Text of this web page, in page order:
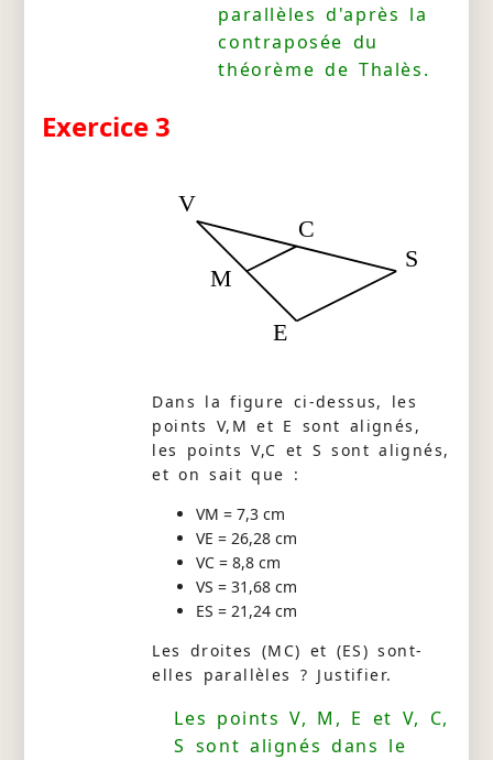
parallèles d'après la
contraposée du
théorème de Thalès.
Exercice 3
S
V
E
M
C
Dans la figure ci-dessus, les
points V,M et E sont alignés,
les points V,C et S sont alignés,
et on sait que :
VM = 7,3 cm
VE = 26,28 cm
VC = 8,8 cm
VS = 31,68 cm
ES = 21,24 cm
Les droites (MC) et (ES) sont-
elles parallèles ? Justifier.
Les points V, M, E et V, C,
S sont alignés dans le